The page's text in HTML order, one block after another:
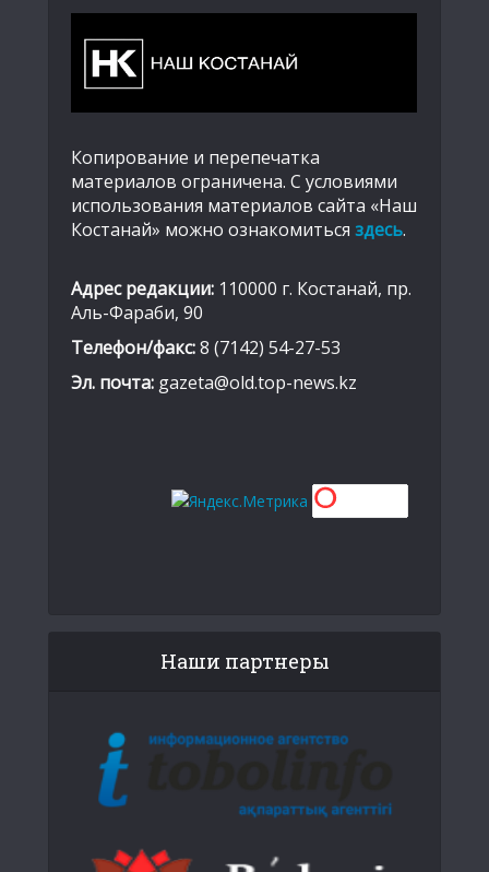
Копирование и перепечатка
материалов ограничена. С условиями
использования материалов сайта «Наш
Костанай» можно ознакомиться здесь.
Адрес редакции: 110000 г. Костанай, пр.
Аль-Фараби, 90
Телефон/факс:8 (7142) 54-27-53
Эл. почта: gazeta@old.top-news.kz
Наши партнеры